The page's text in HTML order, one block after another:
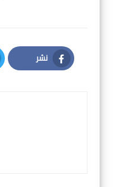
نشر
Facebook